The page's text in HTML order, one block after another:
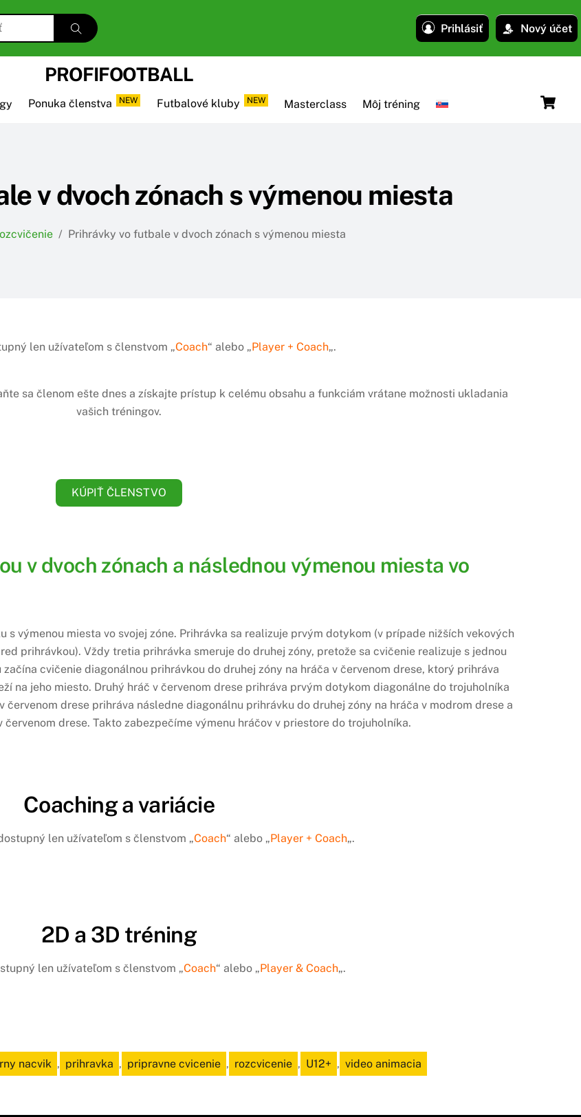
Prihlásiť Nový účet
PROFIFOOTBALL
Ponuka členstva NEW Futbalové kluby NEW Masterclass Môj tréning
v dvoch zónach s výmenou miesta
/ Prihrávky vo futbale v dvoch zónach s výmenou miesta
len užívateľom s členstvom „Coach“ alebo „Player + Coach„.
sa členom ešte dnes a získajte prístup k celému obsahu a funkciám vrátane možnosti ukladania
vašich tréningov.
KÚPIŤ ČLENSTVO
v dvoch zónach a následnou výmenou miesta vo
výmenou miesta vo svojej zóne. Prihrávka sa realizuje prvým dotykom (v prípade nižších vekových
prihrávkou). Vždy tretia prihrávka smeruje do druhej zóny, pretože sa cvičenie realizuje s jednou
cvičenie diagonálnou prihrávkou do druhej zóny na hráča v červenom drese, ktorý prihráva
na jeho miesto. Druhý hráč v červenom drese prihráva prvým dotykom diagonálne do trojuholníka
drese prihráva následne diagonálnu prihrávku do druhej zóny na hráča v modrom drese a
drese. Takto zabezpečíme výmenu hráčov v priestore do trojuholníka.
Coaching a variácie
len užívateľom s členstvom „Coach“ alebo „Player + Coach„.
2D a 3D tréning
len užívateľom s členstvom „Coach“ alebo „Player & Coach„.
nacvik , prihravka , pripravne cvicenie , rozcvicenie , U12+ , video animacia